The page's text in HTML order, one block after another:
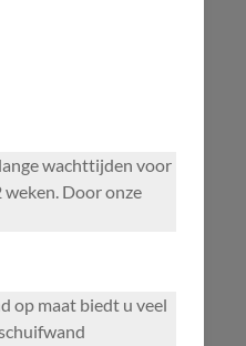
wachttijden voor
Door onze
op maat biedt u veel